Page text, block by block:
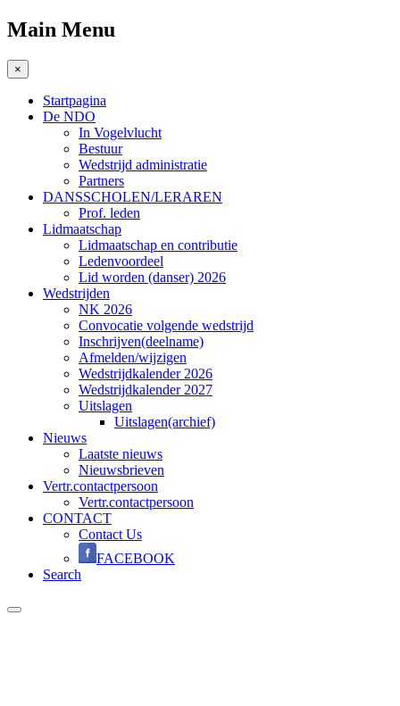
Main Menu
×
Startpagina
De NDO
In Vogelvlucht
Bestuur
Wedstrijd administratie
Partners
DANSSCHOLEN/LERAREN
Prof. leden
Lidmaatschap
Lidmaatschap en contributie
Ledenvoordeel
Lid worden (danser) 2026
Wedstrijden
NK 2026
Convocatie volgende wedstrijd
Inschrijven(deelname)
Afmelden/wijzigen
Wedstrijdkalender 2026
Wedstrijdkalender 2027
Uitslagen
Uitslagen(archief)
Nieuws
Laatste nieuws
Nieuwsbrieven
Vertr.contactpersoon
Vertr.contactpersoon
CONTACT
Contact Us
FACEBOOK
Search